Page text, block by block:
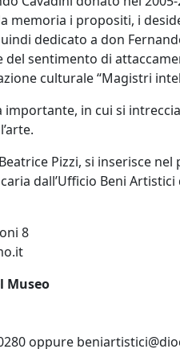
memoria i propositi, i
dedicato a don
sentimento di
culturale “Magistri
in cui si
Pizzi, si inserisce
dall’Ufficio Beni
8
Museo
oppure